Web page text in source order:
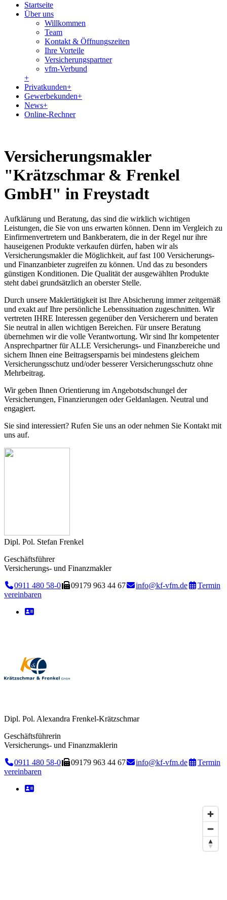
Startseite
Über uns
Willkommen
Team
Kontakt & Öffnungszeiten
Ihre Vorteile
Versicherungspartner
vfm-Verbund
+
Privatkunden+
Gewerbekunden+
News+
Online-Rechner
Versicherungsmakler
"Krätzschmar & Frenkel
GmbH" in Freystadt
Aufklärung und Beratung, das sind die wirklich wichtigen
Leistungen, die Sie von uns erwarten können. Denn im Vergleich zu
Einfirmenvertretern und Bankberatern, die in der Regel nur ihre
hauseigenen Produkte verkaufen dürfen, haben wir als
Versicherungsmakler die Möglichkeit, auf fast 100 Versicherungs-
und Finanzanbieter zugreifen zu können. Und das zu besonders
günstigen Konditionen. Die Qualität der ausgewählten Produkte
steht dabei grundsätzlich an oberster Stelle.
Durch unsere Maklertätigkeit ist Ihre Absicherung immer zeitgemäß
und exakt auf Ihre persönliche Lebenssituation zugeschnitten. Wir
vertreten IHRE Interessen gegenüber den Versicherern und beraten
Sie neutral in allen wichtigen Bereichen. Für unsere Beratung
übernehmen wir die volle Verantwortung. Wir sind Ihr kompetenter
Ansprechpartner für ALLE Versicherungs- und Finanzbereiche und
sichern Ihnen eine Beitragsersparnis bei mindestens gleichem
Versicherungsschutz und/oder besserer Versicherungsschutz ohne
Mehrbeitrag.
Wir geben Ihnen Orientierung im Angebotsdschungel der
Versicherungen, Finanzierungen oder Geldanlagen. Neutral und
engagiert.
Sie sind interessiert? Rufen Sie uns an oder nehmen Sie Kontakt mit
uns auf.
Dipl. Pol. Stefan Frenkel
Geschäftsführer
Versicherungs- und Finanzmakler
0911 480 58-0
09179 963 44 67 info@kf-vfm.de
Termin
vereinbaren
Dipl. Pol. Alexandra Frenkel-Krätzschmar
Geschäftsführerin
Versicherungs- und Finanzmaklerin
0911 480 58-0
09179 963 44 67 info@kf-vfm.de
Termin
vereinbaren